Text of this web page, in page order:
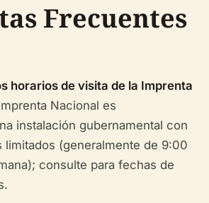
Frecuentes
horarios de visita de la Imprenta
Nacional es
instalación gubernamental con
limitados (generalmente de 9:00
consulte para fechas de